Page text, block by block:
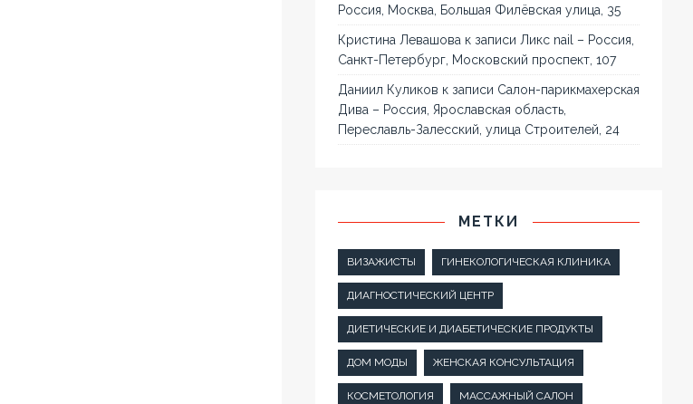
Россия, Москва, Большая Филёвская улица, 35
Кристина Левашова к записиЛикс nail – Россия,
Санкт-Петербург, Московский проспект, 107
Даниил Куликов к записи Салон-парикмахерская
Дива – Россия, Ярославская область,
Переславль-Залесский, улица Строителей, 24
МЕТКИ
ВИЗАЖИСТЫ ГИНЕКОЛОГИЧЕСКАЯ КЛИНИКА
ДИАГНОСТИЧЕСКИЙ ЦЕНТР
ДИЕТИЧЕСКИЕ И ДИАБЕТИЧЕСКИЕ ПРОДУКТЫ
ДОМ МОДЫ ЖЕНСКАЯ КОНСУЛЬТАЦИЯ
КОСМЕТОЛОГИЯ МАССАЖНЫЙ САЛОН